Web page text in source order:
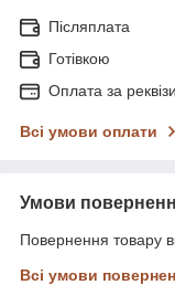
Післяплата
Готівкою
Оплата за
Всі умови оплати
Умови
Повернення товару
Всі умови